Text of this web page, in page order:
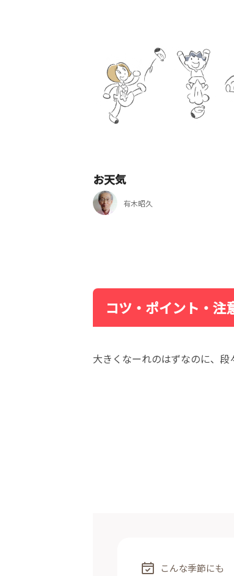
お天気
有木昭久
コツ・ポイント・注
大きくなーれのはずなのに、
こんな季節にも